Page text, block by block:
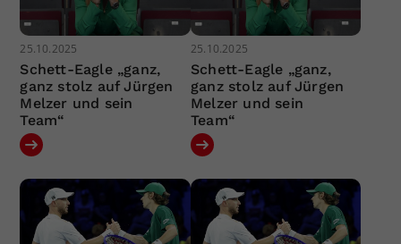
25.10.2025
Schett-Eagle „ganz,
ganz stolz auf Jürgen
Melzer und sein
Team“
25.10.2025
Schett-Eagle „ganz,
ganz stolz auf Jürgen
Melzer und sein
Team“